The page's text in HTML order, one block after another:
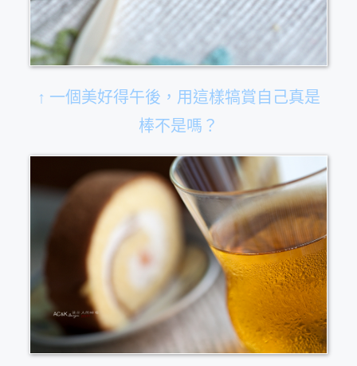
↑ 一個美好得午後，用這樣犒賞自己真是
棒不是嗎？